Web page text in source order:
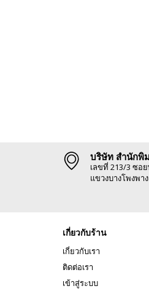
บริษัท สำนักพิ
เลขที่ 213/3 ซอ
แขวงบางโพงพา
เกี่ยวกับร้าน
เกี่ยวกับเรา
ติดต่อเรา
เข้าสู่ระบบ